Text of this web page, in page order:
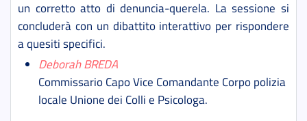
un corretto atto di denuncia-querela. La sessione si
concluderà con un dibattito interattivo per rispondere
a quesiti specifici.
Deborah BREDA
Commissario Capo Vice Comandante Corpo polizia
locale Unione dei Colli e Psicologa.